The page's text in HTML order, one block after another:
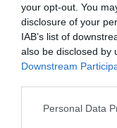
your opt-out. You
disclosure of your
IAB’s list of
also be disclosed by
Downstream
Please note that
Personal Data
08.08.2026 | 12:02
Ιράν:
αμερικανικών
drones που